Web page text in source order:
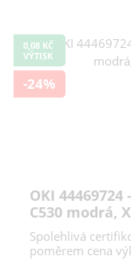
0,08 KČ
VÝTISK
-24%
OKI
C530 modrá,
Spolehlivá
poměrem cena